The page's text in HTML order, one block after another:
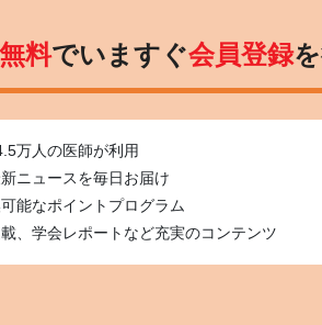
無料でいますぐ会員登録
万人の医師が利用
ニュースを毎日お届け
能なポイントプログラム
、学会レポートなど充実のコンテンツ